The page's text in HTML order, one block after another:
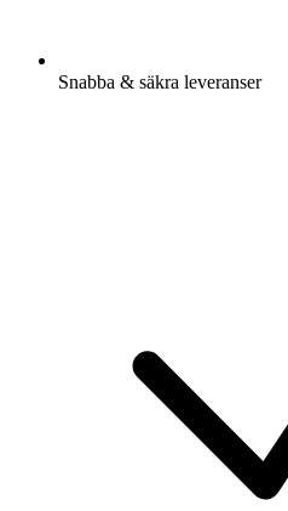
Snabba & säkra leveranser